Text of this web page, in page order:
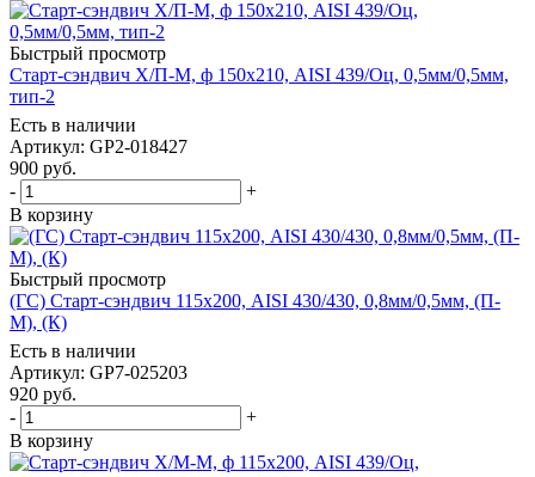
Быстрый просмотр
Старт-сэндвич Х/П-М, ф 150х210, AISI 439/Оц, 0,5мм/0,5мм,
тип-2
Есть в наличии
Артикул: GP2-018427
900 руб.
-
+
В корзину
Быстрый просмотр
(ГС) Старт-сэндвич 115х200, AISI 430/430, 0,8мм/0,5мм, (П-
М), (К)
Есть в наличии
Артикул: GP7-025203
920 руб.
-
+
В корзину